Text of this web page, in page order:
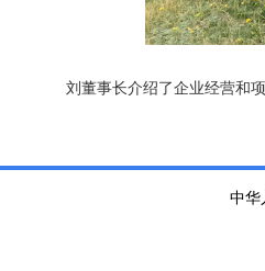
刘董事长介绍了企业经营和
中华